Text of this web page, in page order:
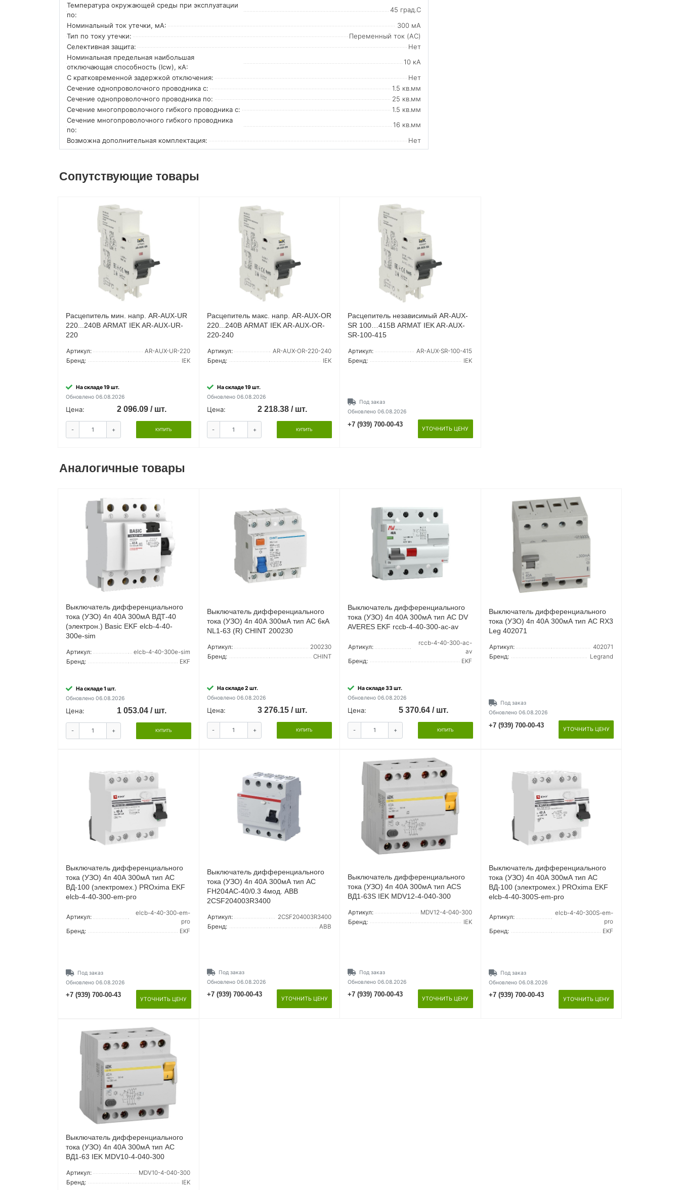
Температура окружающей cреды при эксплуатации
по:
45 град.C
Номинальный ток утечки, мА:
300 мА
Тип по току утечки:
Переменный ток (AC)
Селективная защита:
Нет
Номинальная предельная наибольшая
отключающая способность (Icw), кА:
10 кА
С кратковременной задержкой отключения:
Нет
Сечение однопроволочного проводника с:
1.5 кв.мм
Сечение однопроволочного проводника по:
25 кв.мм
Сечение многопроволочного гибкого проводника с:
1.5 кв.мм
Сечение многопроволочного гибкого проводника
по:
16 кв.мм
Возможна дополнительная комплектация:
Нет
Сопутствующие товары
Расцепитель мин. напр. AR-AUX-UR
220...240В ARMAT IEK AR-AUX-UR-
220
Артикул:
AR-AUX-UR-220
Бренд:
IEK
На складе 19 шт.
Обновлено 06.08.2026
Цена: 2 096.09 / шт.
- + КУПИТЬ
Расцепитель макс. напр. AR-AUX-OR
220...240В ARMAT IEK AR-AUX-OR-
220-240
Артикул:
AR-AUX-OR-220-240
Бренд:
IEK
На складе 19 шт.
Обновлено 06.08.2026
Цена: 2 218.38 / шт.
- + КУПИТЬ
Расцепитель независимый AR-AUX-
SR 100…415В ARMAT IEK AR-AUX-
SR-100-415
Артикул:
AR-AUX-SR-100-415
Бренд:
IEK
Под заказ
Обновлено 06.08.2026
+7 (939) 700-00-43
УТОЧНИТЬ ЦЕНУ
Аналогичные товары
Выключатель дифференциального
тока (УЗО) 4п 40А 300мА ВДТ-40
(электрон.) Basic EKF elcb-4-40-
300e-sim
Артикул:
elcb-4-40-300e-sim
Бренд:
EKF
На складе 1 шт.
Обновлено 06.08.2026
Цена: 1 053.04 / шт.
- + КУПИТЬ
Выключатель дифференциального
тока (УЗО) 4п 40А 300мА тип AC 6кА
NL1-63 (R) CHINT 200230
Артикул:
200230
Бренд:
CHINT
На складе 2 шт.
Обновлено 06.08.2026
Цена: 3 276.15 / шт.
- + КУПИТЬ
Выключатель дифференциального
тока (УЗО) 4п 40А 300мА тип AC DV
AVERES EKF rccb-4-40-300-ac-av
Артикул:
rccb-4-40-300-ac-
av
Бренд:
EKF
На складе 33 шт.
Обновлено 06.08.2026
Цена: 5 370.64 / шт.
- + КУПИТЬ
Выключатель дифференциального
тока (УЗО) 4п 40А 300мА тип AC RX3
Leg 402071
Артикул:
402071
Бренд:
Legrand
Под заказ
Обновлено 06.08.2026
+7 (939) 700-00-43
УТОЧНИТЬ ЦЕНУ
Выключатель дифференциального
тока (УЗО) 4п 40А 300мА тип AC
ВД-100 (электромех.) PROxima EKF
elcb-4-40-300-em-pro
Артикул:
elcb-4-40-300-em-
pro
Бренд:
EKF
Под заказ
Обновлено 06.08.2026
+7 (939) 700-00-43
УТОЧНИТЬ ЦЕНУ
Выключатель дифференциального
тока (УЗО) 4п 40А 300мА тип AC
FH204AC-40/0.3 4мод. ABB
2CSF204003R3400
Артикул:
2CSF204003R3400
Бренд:
ABB
Под заказ
Обновлено 06.08.2026
+7 (939) 700-00-43
УТОЧНИТЬ ЦЕНУ
Выключатель дифференциального
тока (УЗО) 4п 40А 300мА тип ACS
ВД1-63S IEK MDV12-4-040-300
Артикул:
MDV12-4-040-300
Бренд:
IEK
Под заказ
Обновлено 06.08.2026
+7 (939) 700-00-43
УТОЧНИТЬ ЦЕНУ
Выключатель дифференциального
тока (УЗО) 4п 40А 300мА тип AC
ВД-100 (электромех.) PROxima EKF
elcb-4-40-300S-em-pro
Артикул:
elcb-4-40-300S-em-
pro
Бренд:
EKF
Под заказ
Обновлено 06.08.2026
+7 (939) 700-00-43
УТОЧНИТЬ ЦЕНУ
Выключатель дифференциального
тока (УЗО) 4п 40А 300мА тип AC
ВД1-63 IEK MDV10-4-040-300
Артикул:
MDV10-4-040-300
Бренд:
IEK